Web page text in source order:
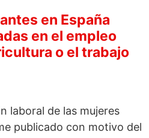
en España
en el empleo
o el trabajo
laboral de las mujeres
publicado con motivo del